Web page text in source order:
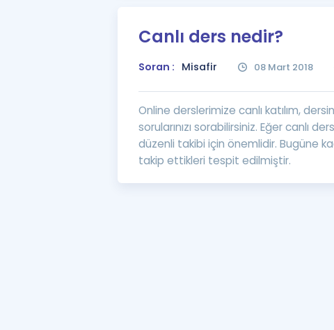
Canlı ders nedir?
Soran : Misafir 08 Mart 2018
Online derslerimize canlı katılım,
sorularınızı sorabilirsiniz. Eğer canlı
düzenli takibi için önemlidir. Bugüne
takip ettikleri tespit edilmiştir.